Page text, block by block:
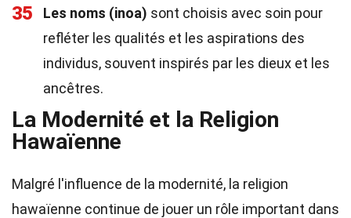
35 Les noms (inoa) sont choisis avec soin pour
refléter les qualités et les aspirations des
individus, souvent inspirés par les dieux et les
ancêtres.
La Modernité et la Religion
Hawaïenne
Malgré l'influence de la modernité, la religion
hawaïenne continue de jouer un rôle important dans